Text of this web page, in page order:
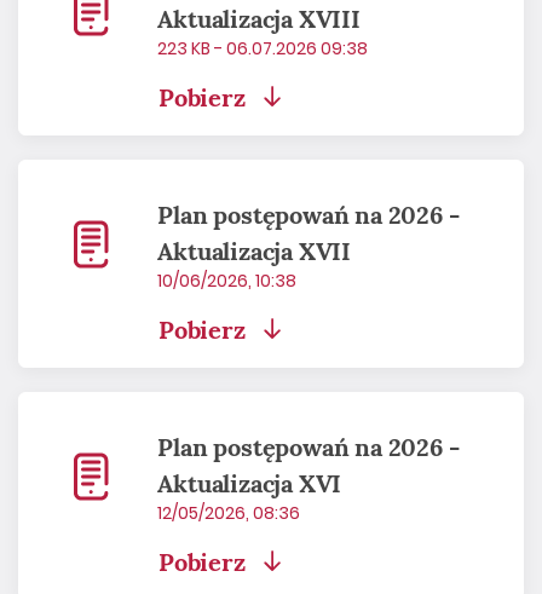
Aktualizacja XVIII
223 KB - 06.07.2026 09:38
Pobierz
Plan postępowań na 2026 -
Aktualizacja XVII
10/06/2026, 10:38
Pobierz
Plan postępowań na 2026 -
Aktualizacja XVI
12/05/2026, 08:36
Pobierz